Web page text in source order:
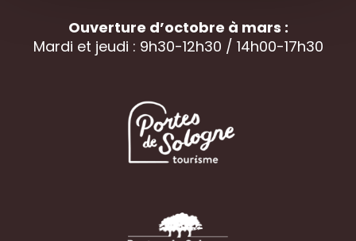
Ouverture d’octobre à mars :
Mardi et jeudi : 9h30-12h30 / 14h00-17h30